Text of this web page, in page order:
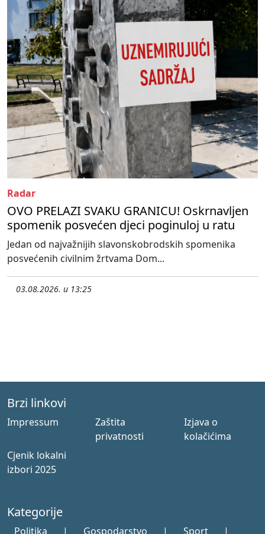
Radar
OVO PRELAZI SVAKU GRANICU! Oskrnavljen
spomenik posvećen djeci poginuloj u ratu
Jedan od najvažnijih slavonskobrodskih spomenika
posvećenih civilnim žrtvama Dom...
03.08.2026. u 13:25
Brzi linkovi
Impressum
Zaštita
privatnosti
Izjava o
kolačićima
Cjenik lokalni
izbori 2025
Kategorije
Politika | Gospodarstvo | Sport |